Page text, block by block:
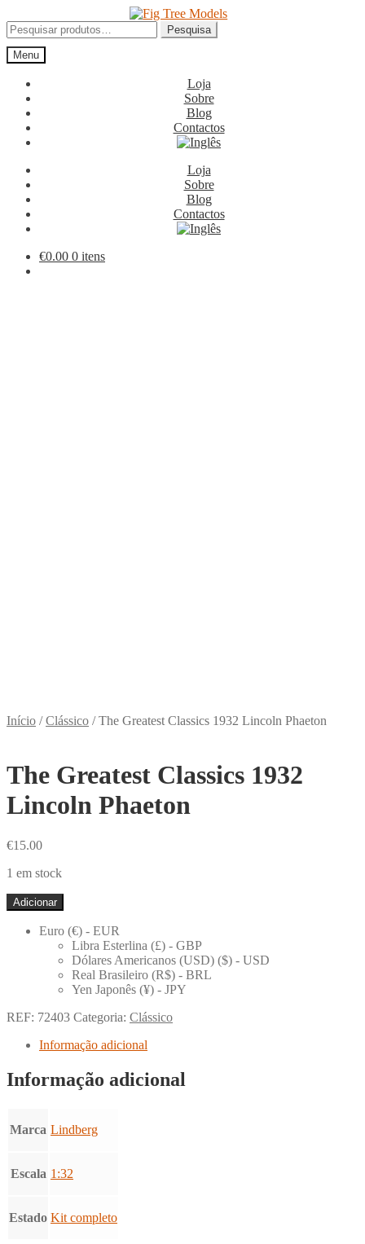
para
a
navegação
para
o
conteúdo
Pesquisar
por:
Pesquisa
Menu
Loja
Sobre
Blog
Contactos
Loja
Sobre
Blog
Contactos
€0.00 0 itens
Início /Clássico /The Greatest Classics 1932 Lincoln Phaeton
The Greatest Classics 1932
Lincoln Phaeton
€15.00
1 em stock
Quantidade
de
Adicionar
Euro (€) - EUR
Libra Esterlina (£) - GBP
Dólares Americanos (USD) ($) - USD
Real Brasileiro (R$) - BRL
Yen Japonês (¥) - JPY
REF: 72403 Categoria: Clássico
Informação adicional
Informação adicional
Marca Lindberg
Escala 1:32
Estado Kit completo